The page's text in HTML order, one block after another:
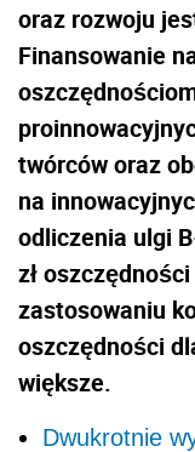
oraz rozwoju
Finansowanie
twórców oraz
na
odliczenia ulgi
zł
zastosowaniu
oszczędności
większe.
Dwukrotnie